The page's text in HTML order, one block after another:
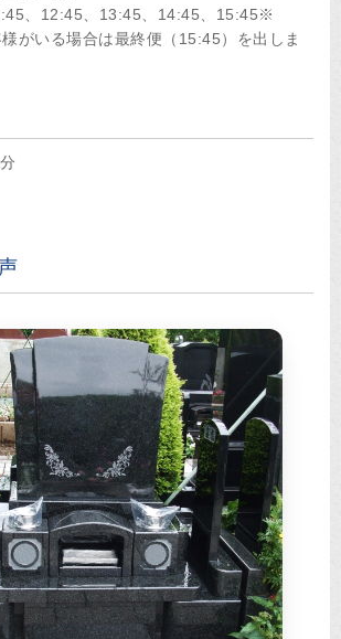
、12:45、13:45、14:45、15:45※
がいる場合は最終便（15:45）を出しま